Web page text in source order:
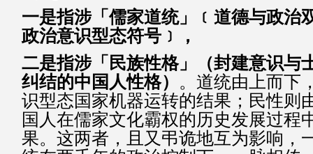
一是指涉「儒家道统」﹝道德与政治
政治意识型态符号﹞，
二是指涉「民族性格」（封建意识与
纠结的中国人性格） 。道统由上而下
识型态国家机器运转的结果；民性则
国人在儒家文化霸权的历史发展过程
果。这两者，且又弔诡地互为影响，